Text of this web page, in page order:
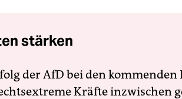
stärken
der AfD bei den kommenden
Kräfte inzwischen